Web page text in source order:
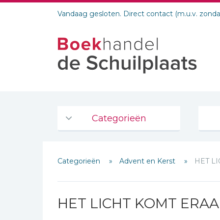
Vandaag gesloten. Direct contact (m.u.v.
Categorieën
De Bijbel
Bijbelse Dagboeken 2026
Bijbelstudie groepen
Categorieën Advent en Kerst HET
HET LICHT KOMT
Schrijf hieronder je review!